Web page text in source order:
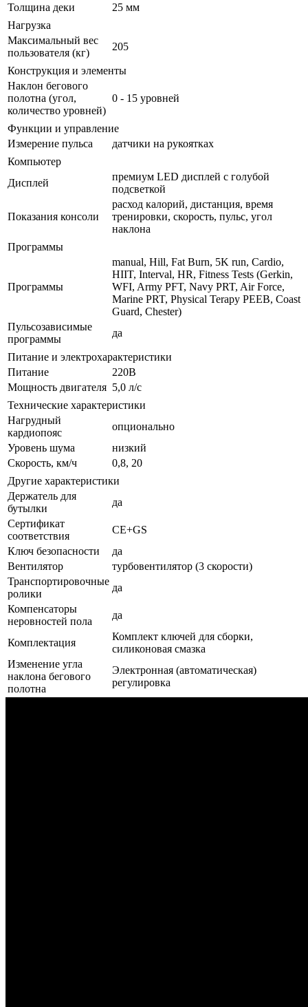
Толщина деки
25 мм
Нагрузка
Максимальный вес
пользователя (кг)
205
Конструкция и элементы
Наклон бегового
полотна (угол,
количество уровней)
0 - 15 уровней
Функции и управление
Измерение пульса
датчики на рукоятках
Компьютер
Дисплей
премиум LED дисплей с голубой
подсветкой
Показания консоли
расход калорий, дистанция, время
тренировки, скорость, пульс, угол
наклона
Программы
Программы
manual, Hill, Fat Burn, 5K run, Cardio,
HIIT, Interval, HR, Fitness Tests (Gerkin,
WFI, Army PFT, Navy PRT, Air Force,
Marine PRT, Physical Terapy PEEB, Coast
Guard, Chester)
Пульсозависимые
программы
да
Питание и электрохарактеристики
Питание
220В
Мощность двигателя 5,0 л/с
Технические характеристики
Нагрудный
кардиопояс
опционально
Уровень шума
низкий
Скорость, км/ч
0,8, 20
Другие характеристики
Держатель для
бутылки
да
Сертификат
соответствия
CE+GS
Ключ безопасности
да
Вентилятор
турбовентилятор (3 скорости)
Транспортировочные
ролики
да
Компенсаторы
неровностей пола
да
Комплектация
Комплект ключей для сборки,
силиконовая смазка
Изменение угла
наклона бегового
полотна
Электронная (автоматическая)
регулировка